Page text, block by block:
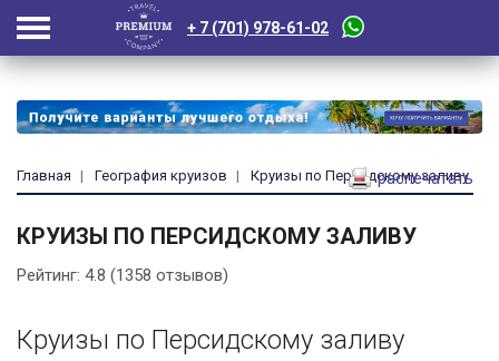
+ 7 (701) 978-61-02
Главная География круизов Круизы по Персидскому заливу
распечатать
КРУИЗЫ ПО ПЕРСИДСКОМУ ЗАЛИВУ
Рейтинг: 4.8 (1358 отзывов)
Круизы по Персидскому заливу